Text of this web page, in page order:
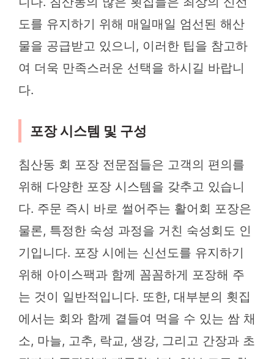
도를 유지하기 위해 매일매일 엄선된 해산
물을 공급받고 있으니, 이러한 팁을 참고하
여 더욱 만족스러운 선택을 하시길 바랍니
다.
포장 시스템 및 구성
침산동 회 포장 전문점들은 고객의 편의를
위해 다양한 포장 시스템을 갖추고 있습니
다. 주문 즉시 바로 썰어주는 활어회 포장은
물론, 특정한 숙성 과정을 거친 숙성회도 인
기입니다. 포장 시에는 신선도를 유지하기
위해 아이스팩과 함께 꼼꼼하게 포장해 주
는 것이 일반적입니다. 또한, 대부분의 횟집
에서는 회와 함께 곁들여 먹을 수 있는 쌈 채
소, 마늘, 고추, 락교, 생강, 그리고 간장과 초